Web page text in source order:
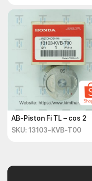
AB-Piston Fi TL – cos 2
SKU: 13103-KVB-T00